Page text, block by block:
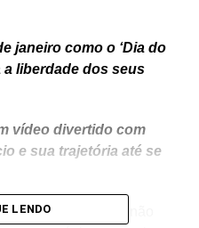
janeiro como o ‘Dia do
a liberdade dos seus
vídeo divertido com
e sua trajetória até se
burocracia e que não
LENDO